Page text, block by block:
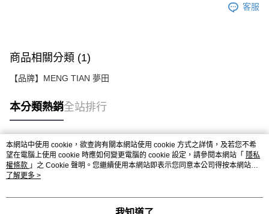
客服
商品相關分類 (1)
【品牌】MENG TIAN 夢田
本分類熱銷全站排行
熱門標籤
本網站中使用 cookie，欲查詢有關本網站使用 cookie 方式之詳情，及若您不希
望在電腦上使用 cookie 時應如何變更電腦的 cookie 設定，請參閱本網站「 隱私
權條款 」之 Cookie 聲明。您繼續使用本網站即表示您同意本公司得按本網站使
用條款之 Cookie 聲明使用 cookie。
了解更多 >